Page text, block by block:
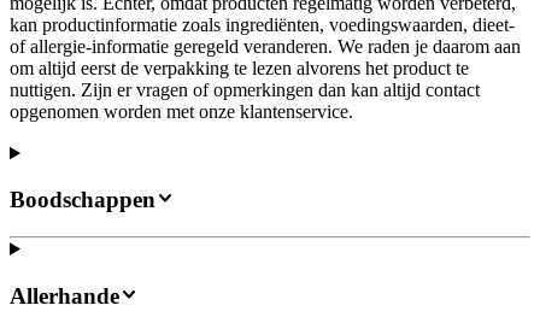
kan productinformatie zoals ingrediënten, voedingswaarden, dieet-
of allergie-informatie geregeld veranderen. We raden je daarom aan
om altijd eerst de verpakking te lezen alvorens het product te
nuttigen. Zijn er vragen of opmerkingen dan kan altijd contact
opgenomen worden met onze klantenservice.
Boodschappen
Allerhande